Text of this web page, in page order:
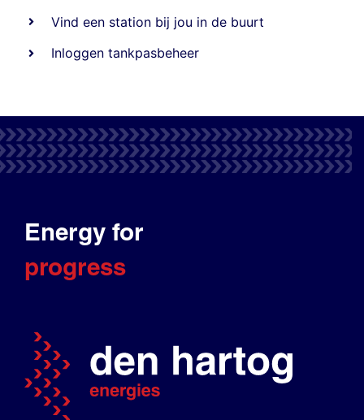
Vind een station bij jou in de buurt
Inloggen tankpasbeheer
Energy for
progress